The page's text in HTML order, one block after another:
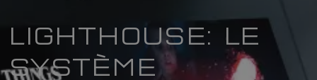
LIGHTHOUSE: LE
SYSTÈME